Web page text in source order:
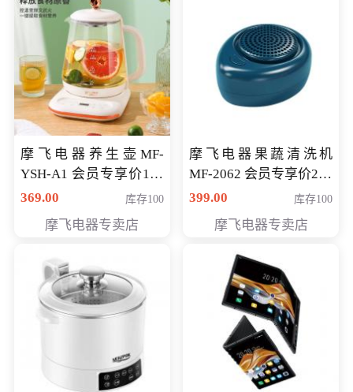
摩飞电器养生壶MF-
YSH-A1 会员专享价198
元
369.00 库存100
摩飞电器专卖店
摩飞电器果蔬清洗机
MF-2062 会员专享价268
元
399.00 库存100
摩飞电器专卖店